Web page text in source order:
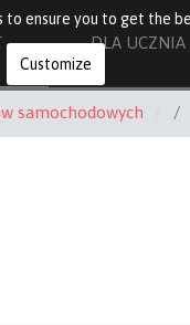
DLA UCZNIA
samochodowych
ensure you to get the
Customize